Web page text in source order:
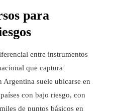
para
entre instrumentos
que captura
suele ubicarse en
con bajo riesgo, con
de puntos básicos en